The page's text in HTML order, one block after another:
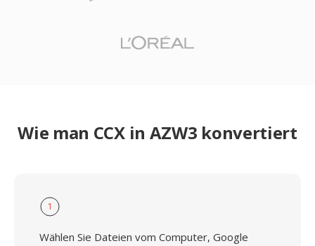
Wie man CCX in AZW3 konvertiert
1
Wählen Sie Dateien vom Computer, Google